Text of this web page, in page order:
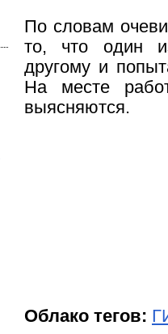
По словам
то, что один
другому и
На месте
выясняются.
Облако тегов: